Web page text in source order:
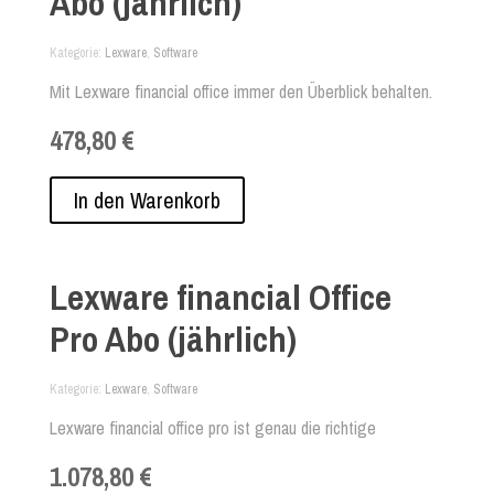
Kategorie Lexware, Software
Mit Lexware financial office immer den Überblick behalten.
oder Auftragsbearbeitung. Die Unternehmenssoftware hilft
Ihnen in allen Bereichen weiter.
478,80 €
In den Warenkorb
Lexware financial Office
Pro Abo (jährlich)
Kategorie Lexware, Software
Lexware financial office pro ist genau die richtige
Kompromisse eingehen wollen. Denn: Mit der Lexware
1.078,80 €